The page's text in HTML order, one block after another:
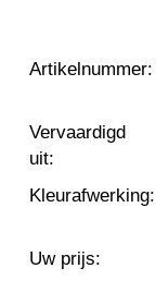
Artikelnummer:
Vervaardigd
uit:
Kleurafwerking:
Uw prijs: